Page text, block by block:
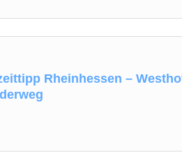
Rheinhessen –